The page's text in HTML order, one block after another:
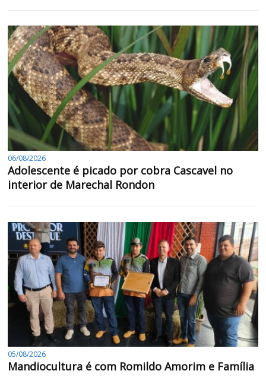
06/08/2026
Adolescente é picado por cobra Cascavel no
interior de Marechal Rondon
05/08/2026
Mandiocultura é com Romildo Amorim e Família